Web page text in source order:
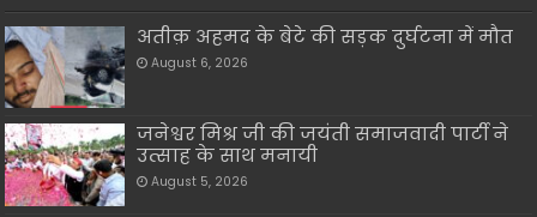
अतीक़ अहमद के बेटे की सड़क दुर्घटना में मौत
August 6, 2026
जनेश्वर मिश्र जी की जयंती समाजवादी पार्टी ने
उत्साह के साथ मनायी
August 5, 2026